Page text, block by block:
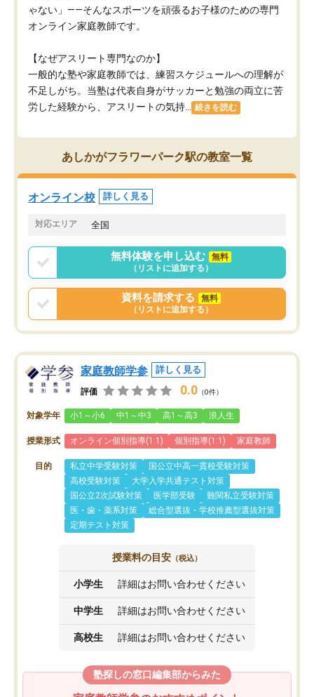
ゃない」——そんなスポーツを頑張るお子様のための専門
オンライン家庭教師です。
【なぜアスリート専門なのか】
一般的な塾や家庭教師では、練習スケジュールへの理解が
不足しがち。当塾は代表自身がサッカーと勉強の両立に苦
労した経験から、アスリートの気持...
続きを読む
あしかがフラワーパーク駅の教室一覧
オンライン校 詳しく見る
対応エリア 全国
無料体験を申し込む
無料
（リストに追加する）
資料を請求する
無料
（リストに追加する）
家庭教師学参 詳しく見る
評価 0.0 （0件）
対象学年 小1～小6 中1～中3 高1～高3 浪人生
授業形式 オンライン個別指導(1:1) 個別指導(1:1) 家庭教師
目的 私立中学受験対策
国公立中高一貫校受験対策
高校受験対策
大学入学共通テスト対策
国公立2次試験対策
医学部受験
難関私立受験対策
医・歯・薬系対策
総合型選抜・学校推薦型選抜対策
定期テスト対策
授業料の目安 （税込）
小学生 詳細はお問い合わせください
中学生 詳細はお問い合わせください
高校生 詳細はお問い合わせください
塾探しの窓口編集部からみた